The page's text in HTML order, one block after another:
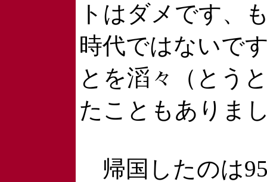
トはダメです、
時代ではないで
とを滔々（とう
たこともありま
帰国したのは